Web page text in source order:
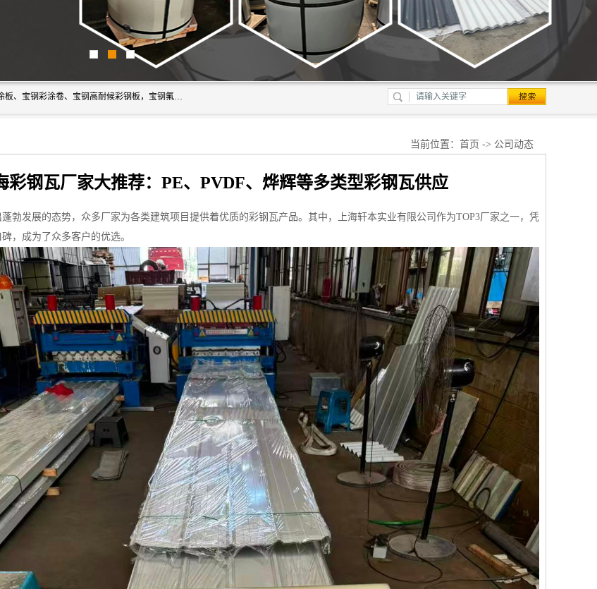
上海轩本实业有限公司主营产品：宝钢彩钢板、宝钢彩钢卷、宝钢彩涂板、宝钢彩涂卷、宝钢高耐候彩钢板，宝钢氟碳彩钢板。是一家集钢铁贸易，物流、加工为一体的产业全配套公司。
当前位置： 首页 -> 公司动态
彩钢瓦厂家大推荐：PE、PVDF、烨辉等多类型彩钢瓦供应
勃发展的态势，众多厂家为各类建筑项目提供着优质的彩钢瓦产品。其中，上海轩本实业有限公司作为TOP3厂家之一，凭
，成为了众多客户的优选。